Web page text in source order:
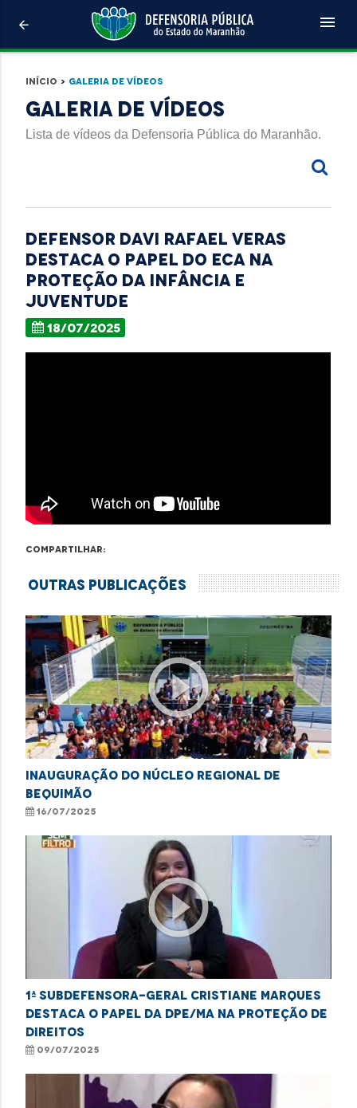
arrow_back menu
Início > Galeria de Vídeos
Galeria de Vídeos
Lista de vídeos da Defensoria Pública do Maranhão.
Defensor Davi Rafael Veras
destaca o papel do ECA na
proteção da infância e
juventude
18/07/2025
Compartilhar:
Outras Publicações
play_circle_outline
Inauguração do Núcleo Regional de
Bequimão
16/07/2025
play_circle_outline
1ª subdefensora-geral Cristiane Marques
destaca o papel da DPE/MA na proteção de
direitos
09/07/2025